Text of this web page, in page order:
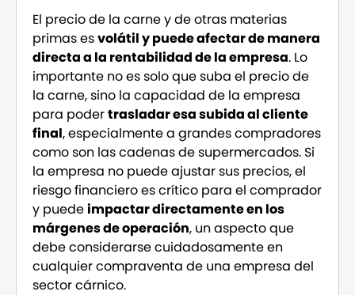
El precio de la carne y de otras materias
primas esvolátil y puede afectar de manera
directa a la rentabilidad de la empresa. Lo
importante no es solo que suba el precio de
la carne, sino la capacidad de la empresa
para podertrasladar esa subida al cliente
final, especialmente a grandes compradores
como son las cadenas de supermercados. Si
la empresa no puede ajustar sus precios, el
riesgo financiero es crítico para el comprador
y puedeimpactar directamente en los
márgenes de operación, un aspecto que
debe considerarse cuidadosamente en
cualquier compraventa de una empresa del
sector cárnico.